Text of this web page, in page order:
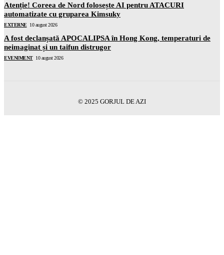
Atenție! Coreea de Nord folosește AI pentru ATACURI
automatizate cu gruparea Kimsuky
EXTERNE 10 august 2026
A fost declanșată APOCALIPSA în Hong Kong, temperaturi de
neimaginat și un taifun distrugor
EVENIMENT 10 august 2026
© 2025 GORJUL DE AZI